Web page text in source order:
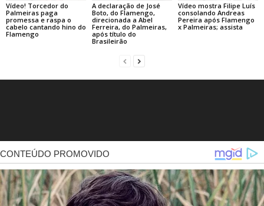
Vídeo! Torcedor do
Palmeiras paga
promessa e raspa o
cabelo cantando hino do
Flamengo
A declaração de José
Boto, do Flamengo,
direcionada a Abel
Ferreira, do Palmeiras,
após título do
Brasileirão
Vídeo mostra Filipe Luís
consolando Andreas
Pereira após Flamengo
x Palmeiras; assista